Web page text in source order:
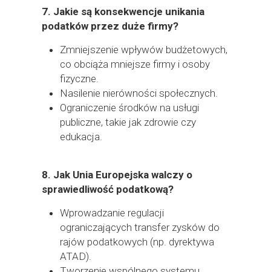
7. Jakie są konsekwencje unikania
podatków przez duże firmy?
Zmniejszenie wpływów budżetowych,
co obciąża mniejsze firmy i osoby
fizyczne.
Nasilenie nierówności społecznych.
Ograniczenie środków na usługi
publiczne, takie jak zdrowie czy
edukacja.
8. Jak Unia Europejska walczy o
sprawiedliwość podatkową?
Wprowadzanie regulacji
ograniczających transfer zysków do
rajów podatkowych (np. dyrektywa
ATAD).